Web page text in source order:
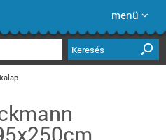
menü
Keresés